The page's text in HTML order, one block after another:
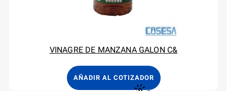
VINAGRE DE MANZANA GALON C&
AÑADIR AL COTIZADOR